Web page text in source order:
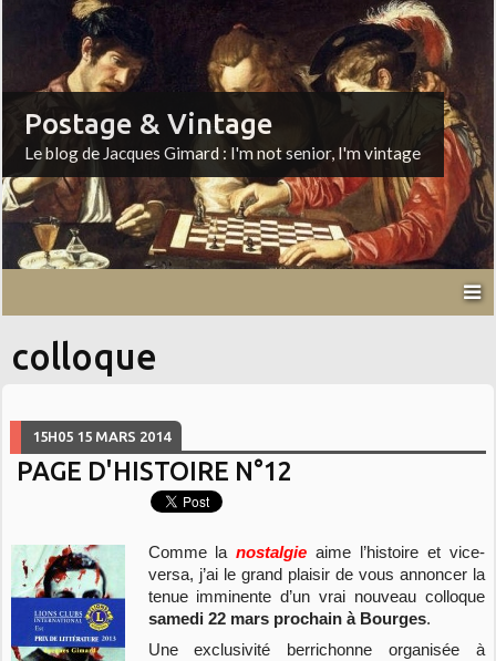
Postage & Vintage
Le blog de Jacques Gimard : I'm not senior, I'm vintage
colloque
15H05 15 MARS 2014
PAGE D'HISTOIRE N°12
Comme lanostalgie aime l’histoire et vice-
versa, j’ai le grand plaisir de vous annoncer la
tenue imminente d’un vrai nouveau colloque
samedi 22 mars prochain à Bourges.
Une exclusivité berrichonne organisée à